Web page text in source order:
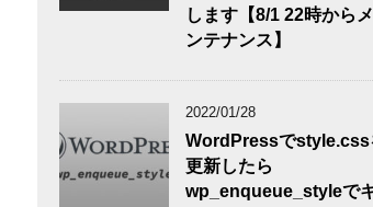
します【8/1 22時からメ
ンテナンス】
2022/01/28
WordPressでstyle.css
更新したら
wp_enqueue_styleで